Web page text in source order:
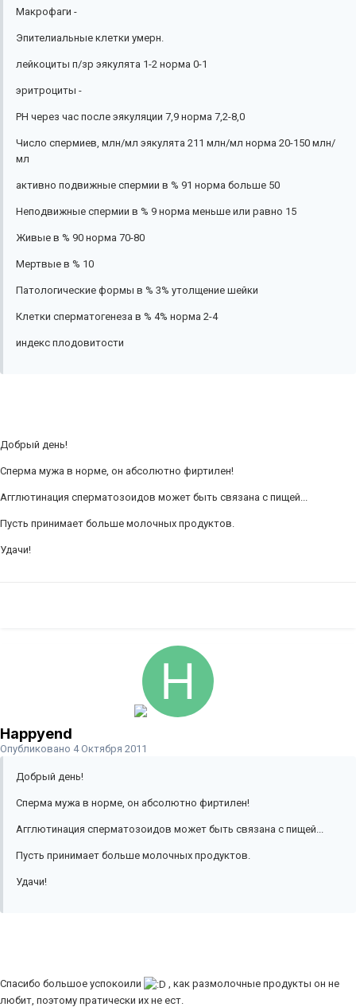
Макрофаги -
Эпителиальные клетки умерн.
лейкоциты п/зр эякулята 1-2 норма 0-1
эритроциты -
РН через час после эякуляции 7,9 норма 7,2-8,0
Число спермиев, млн/мл эякулята 211 млн/мл норма 20-150 млн/
мл
активно подвижные спермии в % 91 норма больше 50
Неподвижные спермии в % 9 норма меньше или равно 15
Живые в % 90 норма 70-80
Мертвые в % 10
Патологические формы в % 3% утолщение шейки
Клетки сперматогенеза в % 4% норма 2-4
индекс плодовитости
Добрый день!
Сперма мужа в норме, он абсолютно фиртилен!
Агглютинация сперматозоидов может быть связана с пищей...
Пусть принимает больше молочных продуктов.
Удачи!
Happyend
Опубликовано 4 Октября 2011
Добрый день!
Сперма мужа в норме, он абсолютно фиртилен!
Агглютинация сперматозоидов может быть связана с пищей...
Пусть принимает больше молочных продуктов.
Удачи!
Спасибо большое успокоили
, как размолочные продукты он не
любит, поэтому пратически их не ест.